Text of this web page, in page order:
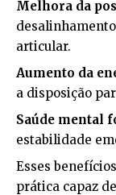
Melhora da
articular.
Aumento da
a disposição
Saúde mental
estabilidade
Esses
prática capaz